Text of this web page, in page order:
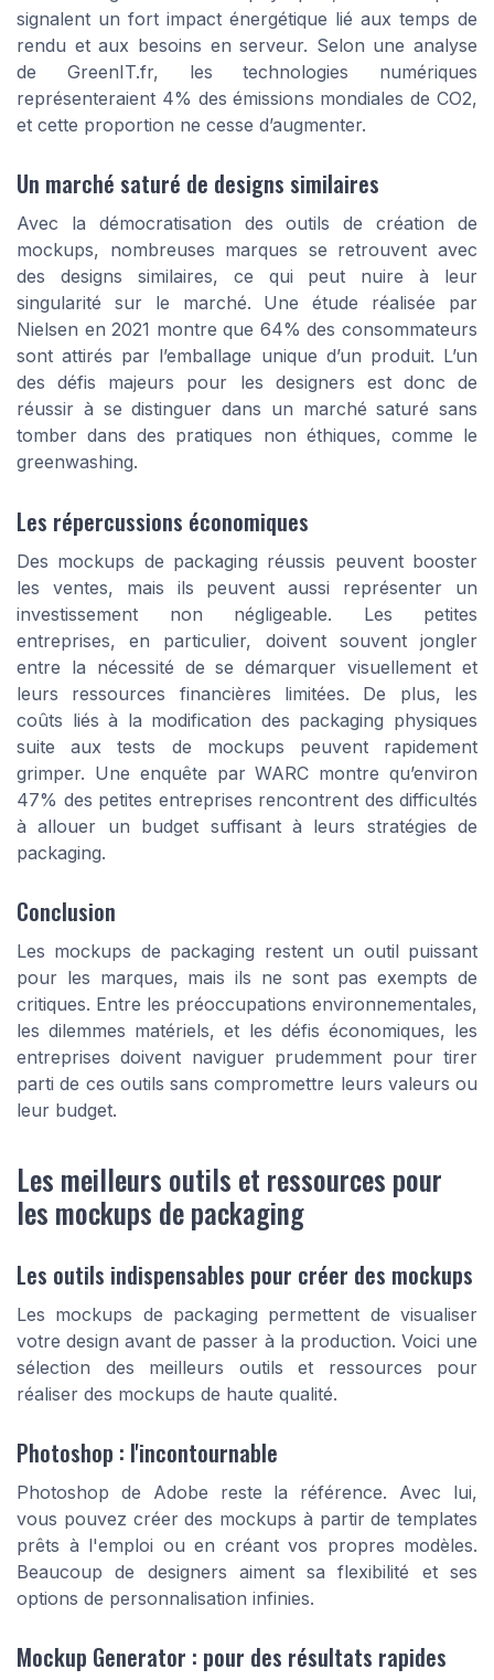
signalent un fort impact énergétique lié aux temps de
rendu et aux besoins en serveur. Selon une analyse
de GreenIT.fr, les technologies numériques
représenteraient 4% des émissions mondiales de CO2,
et cette proportion ne cesse d’augmenter.
Un marché saturé de designs similaires
Avec la démocratisation des outils de création de
mockups, nombreuses marques se retrouvent avec
des designs similaires, ce qui peut nuire à leur
singularité sur le marché. Une étude réalisée par
Nielsen en 2021 montre que 64% des consommateurs
sont attirés par l’emballage unique d’un produit. L’un
des défis majeurs pour les designers est donc de
réussir à se distinguer dans un marché saturé sans
tomber dans des pratiques non éthiques, comme le
greenwashing.
Les répercussions économiques
Des mockups de packaging réussis peuvent booster
les ventes, mais ils peuvent aussi représenter un
investissement non négligeable. Les petites
entreprises, en particulier, doivent souvent jongler
entre la nécessité de se démarquer visuellement et
leurs ressources financières limitées. De plus, les
coûts liés à la modification des packaging physiques
suite aux tests de mockups peuvent rapidement
grimper. Une enquête par WARC montre qu’environ
47% des petites entreprises rencontrent des difficultés
à allouer un budget suffisant à leurs stratégies de
packaging.
Conclusion
Les mockups de packaging restent un outil puissant
pour les marques, mais ils ne sont pas exempts de
critiques. Entre les préoccupations environnementales,
les dilemmes matériels, et les défis économiques, les
entreprises doivent naviguer prudemment pour tirer
parti de ces outils sans compromettre leurs valeurs ou
leur budget.
Les meilleurs outils et ressources pour
les mockups de packaging
Les outils indispensables pour créer des mockups
Les mockups de packaging permettent de visualiser
votre design avant de passer à la production. Voici une
sélection des meilleurs outils et ressources pour
réaliser des mockups de haute qualité.
Photoshop : l'incontournable
Photoshop de Adobe reste la référence. Avec lui,
vous pouvez créer des mockups à partir de templates
prêts à l'emploi ou en créant vos propres modèles.
Beaucoup de designers aiment sa flexibilité et ses
options de personnalisation infinies.
Mockup Generator : pour des résultats rapides